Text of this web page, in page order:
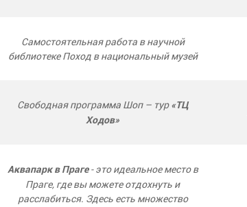
Самостоятельная работа в научной
библиотеке Поход в национальный музей
Свободная программа Шоп – тур«ТЦ
Ходов»
Аквапарк в Праге- это идеальное место в
Праге, где вы можете отдохнуть и
расслабиться. Здесь есть множество